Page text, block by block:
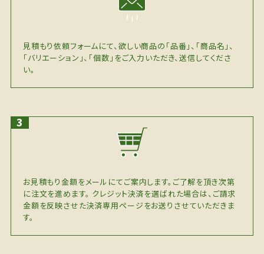
見積もり依頼フォームにて、欲しい商品の「品番」、「商品名」、
「バリエーション」、「個数」をご入力いただき、送信してくださ
い。
お見積もり金額をメールにてご案内します。ご了解を頂き次第
に注文を進めます。 クレジット決済を選ばれた場合は、ご請求
金額を反映させた決済専用ページをお送りさせていただきま
す。